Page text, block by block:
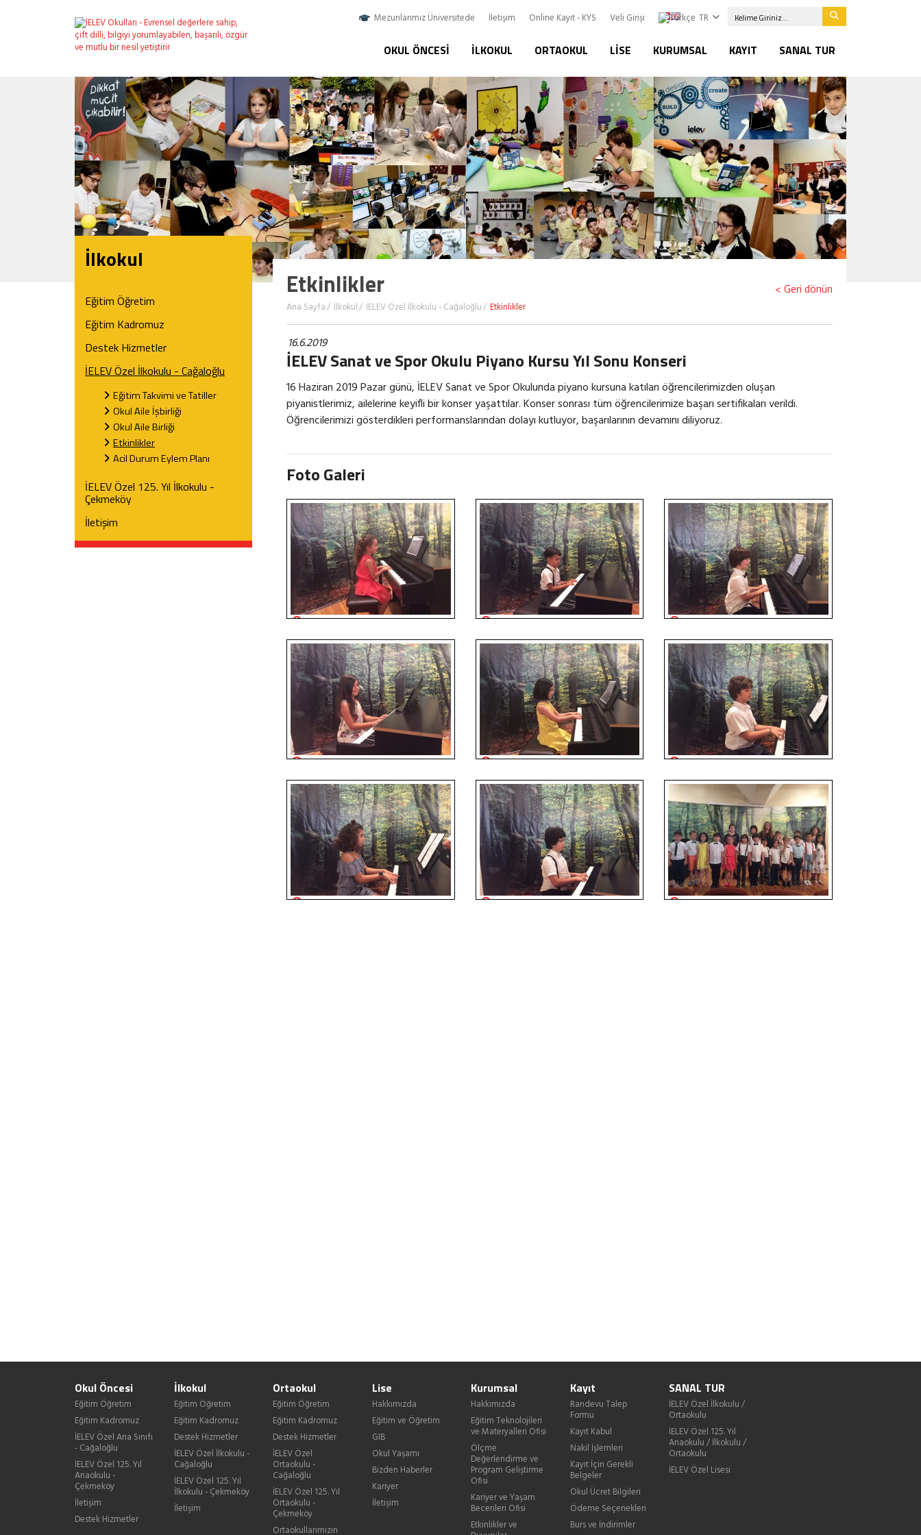
Mezunlarımız Üniversitede İletişim Online Kayıt - KYS Veli Girişi TR
OKUL ÖNCESI İLKOKUL ORTAOKUL LISE KURUMSAL KAYIT SANAL TUR
Etkinlikler < Geri dönün
Ana Sayfa İlkokul İELEV Özel İlkokulu - Cağaloğlu Etkinlikler
16.6.2019
İELEV Sanat ve Spor Okulu Piyano Kursu Yıl Sonu Konseri
16 Haziran 2019 Pazar günü, İELEV Sanat ve Spor Okulunda piyano kursuna katılan öğrencilerimizden oluşan
piyanistlerimiz, ailelerine keyifli bir konser yaşattılar. Konser sonrası tüm öğrencilerimize başarı sertifikaları verildi.
Öğrencilerimizi gösterdikleri performanslarından dolayı kutluyor, başarılarının devamını diliyoruz.
Foto Galeri
İlkokul
Eğitim Öğretim
Eğitim Kadromuz
Destek Hizmetler
İELEV Özel İlkokulu - Cağaloğlu
Eğitim Takvimi ve Tatiller
Okul Aile İşbirliği
Okul Aile Birliği
Etkinlikler
Acil Durum Eylem Planı
İELEV Özel 125. Yıl İlkokulu -
Çekmeköy
İletişim
Okul Öncesi
Eğitim Öğretim
Eğitim Kadromuz
İELEV Özel Ana Sınıfı
- Cağaloğlu
İELEV Özel 125. Yıl
Anaokulu -
Çekmeköy
İletişim
Destek Hizmetler
İlkokul
Eğitim Öğretim
Eğitim Kadromuz
Destek Hizmetler
İELEV Özel İlkokulu -
Cağaloğlu
İELEV Özel 125. Yıl
İlkokulu - Çekmeköy
İletişim
Ortaokul
Eğitim Öğretim
Eğitim Kadromuz
Destek Hizmetler
İELEV Özel
Ortaokulu -
Cağaloğlu
İELEV Özel 125. Yıl
Ortaokulu -
Çekmeköy
Ortaokullarımızın
Lise
Hakkımızda
Eğitim ve Öğretim
GIB
Okul Yaşamı
Bizden Haberler
Kariyer
İletişim
Kurumsal
Hakkımızda
Eğitim Teknolojileri
ve Materyalleri Ofisi
Ölçme
Değerlendirme ve
Program Geliştirme
Ofisi
Kariyer ve Yaşam
Becerileri Ofisi
Etkinlikler ve
Kayıt
Randevu Talep
Formu
Kayıt Kabul
Nakil İşlemleri
Kayıt İçin Gerekli
Belgeler
Okul Ücret Bilgileri
Ödeme Seçenekleri
Burs ve İndirimler
SANAL TUR
İELEV Özel İlkokulu /
Ortaokulu
İELEV Özel 125. Yıl
Anaokulu / İlkokulu /
Ortaokulu
İELEV Özel Lisesi